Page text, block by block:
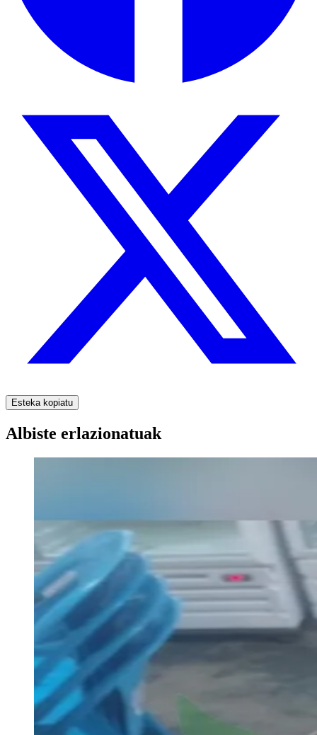
Esteka kopiatu
Albiste erlazionatuak